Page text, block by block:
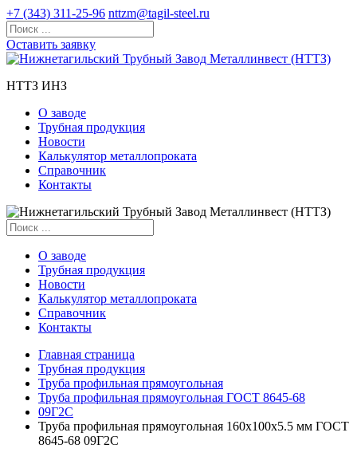
+7 (343) 311-25-96 nttzm@tagil-steel.ru
Оставить заявку
НТТЗ ИНЗ
О заводе
Трубная продукция
Новости
Калькулятор металлопроката
Справочник
Контакты
О заводе
Трубная продукция
Новости
Калькулятор металлопроката
Справочник
Контакты
Главная страница
Трубная продукция
Труба профильная прямоугольная
Труба профильная прямоугольная ГОСТ 8645-68
09Г2С
Труба профильная прямоугольная 160x100x5.5 мм ГОСТ
8645-68 09Г2С